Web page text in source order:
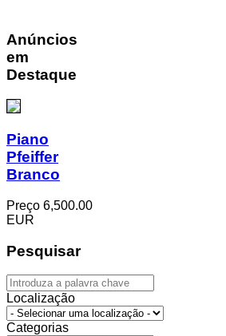
Anúncios
em
Destaque
Piano
Pfeiffer
Branco
Preço 6,500.00
EUR
Pesquisar
Localização
Categorias